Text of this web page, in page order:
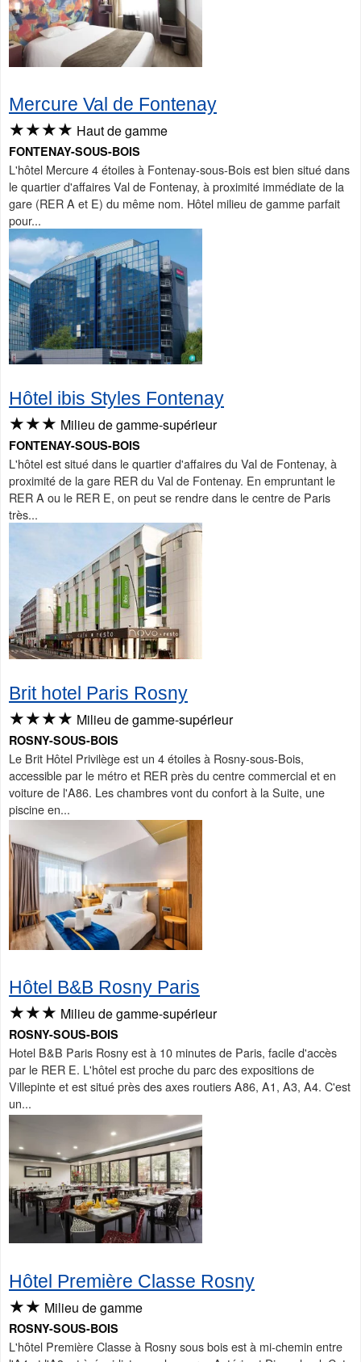
Mercure Val de Fontenay
★★★★ Haut de gamme
FONTENAY-SOUS-BOIS
L'hôtel Mercure 4 étoiles à Fontenay-sous-Bois est bien situé dans
le quartier d'affaires Val de Fontenay, à proximité immédiate de la
gare (RER A et E) du même nom. Hôtel milieu de gamme parfait
pour...
Hôtel ibis Styles Fontenay
★★★ Milieu de gamme-supérieur
FONTENAY-SOUS-BOIS
L'hôtel est situé dans le quartier d'affaires du Val de Fontenay, à
proximité de la gare RER du Val de Fontenay. En empruntant le
RER A ou le RER E, on peut se rendre dans le centre de Paris
très...
Brit hotel Paris Rosny
★★★★ Milieu de gamme-supérieur
ROSNY-SOUS-BOIS
Le Brit Hôtel Privilège est un 4 étoiles à Rosny-sous-Bois,
accessible par le métro et RER près du centre commercial et en
voiture de l'A86. Les chambres vont du confort à la Suite, une
piscine en...
Hôtel B&B Rosny Paris
★★★ Milieu de gamme-supérieur
ROSNY-SOUS-BOIS
Hotel B&B Paris Rosny est à 10 minutes de Paris, facile d'accès
par le RER E. L'hôtel est proche du parc des expositions de
Villepinte et est situé près des axes routiers A86, A1, A3, A4. C'est
un...
Hôtel Première Classe Rosny
★★ Milieu de gamme
ROSNY-SOUS-BOIS
L'hôtel Première Classe à Rosny sous bois est à mi-chemin entre